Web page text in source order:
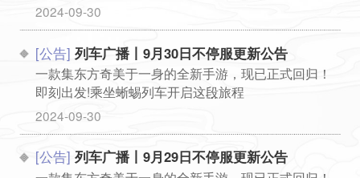
2024-09-30
[公告] 列车广播丨9月30日不停服更新公告
一款集东方奇美于一身的全新手游，现已正式回归！
即刻出发!乘坐蜥蜴列车开启这段旅程
...
2024-09-30
[公告] 列车广播丨9月29日不停服更新公告